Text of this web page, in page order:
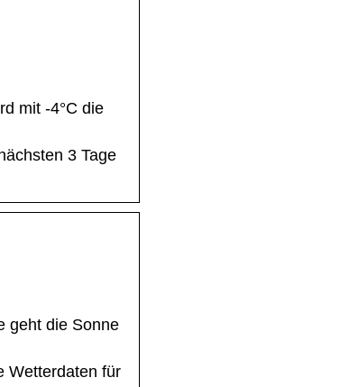
mit -4°C die
3 Tage
geht die Sonne
Wetterdaten für